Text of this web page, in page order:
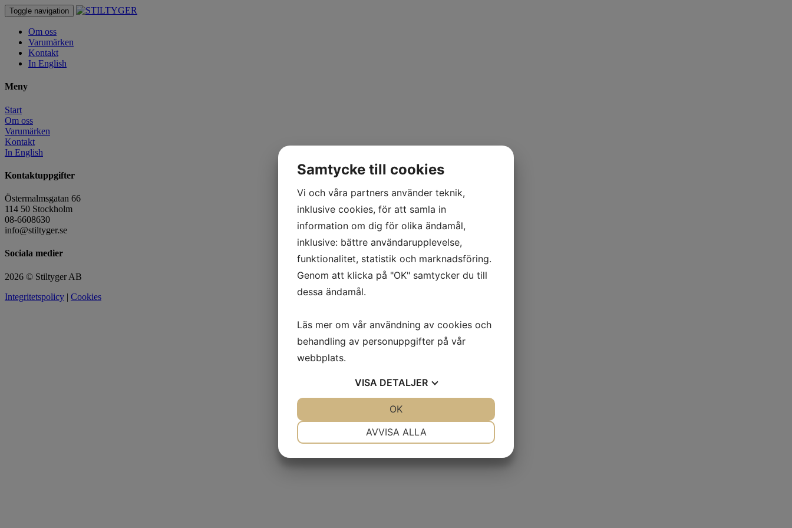
Toggle navigation
Om oss
Varumärken
Kontakt
In English
Meny
Start
Om oss
Varumärken
Kontakt
In English
Kontaktuppgifter
Östermalmsgatan 66
114 50 Stockholm
08-6608630
info@stiltyger.se
Sociala medier
2026 © Stiltyger AB
Integritetspolicy | Cookies
Samtycke till cookies
Vi och våra partners använder teknik,
inklusive cookies, för att samla in
information om dig för olika ändamål,
inklusive: bättre användarupplevelse,
funktionalitet, statistik och marknadsföring.
Genom att klicka på "OK" samtycker du till
dessa ändamål.
Läs mer om vår användning av cookies och
behandling av personuppgifter på vår
webbplats.
VISA DETALJER
AVVISA ALLA
OK